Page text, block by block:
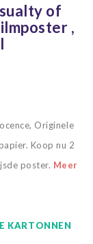
of
,
Originele
Koop nu 2
poster. Meer
KARTONNEN